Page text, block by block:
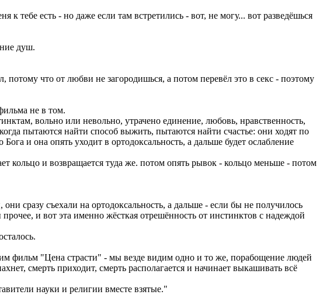
тебе есть - но даже если там встретились - вот, не могу... вот разведёшься
душ.
что от любви не загородишься, а потом перевёл это в секс - поэтому
не в том.
вольно или невольно, утрачено единение, любовь, нравственность,
пытаются найти способ выжить, пытаются найти счастье: они ходят по
и она опять уходит в ортодоксальность, а дальше будет ослабление
кольцо и возвращается туда же. потом опять рывок - кольцо меньше - потом
сразу съехали на ортодоксальность, а дальше - если бы не получилось
и вот эта именно жёсткая отрешённость от инстинктов с надеждой
"Цена страсти" - мы везде видим одно и то же, порабощение людей
смерть приходит, смерть располагается и начинает выкашивать всё
науки и религии вместе взятые."